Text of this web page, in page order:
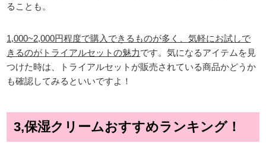
ることも。
1,000~2,000円程度で購入できるものが多く、気軽にお試しで
きるのがトライアルセットの魅力です。気になるアイテムを見
つけた時は、トライアルセットが販売されている商品かどうか
も確認してみるといいですよ！
3,保湿クリームおすすめランキング！